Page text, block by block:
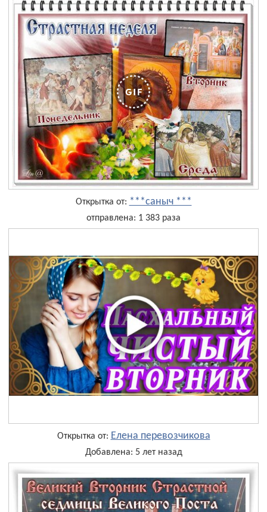
Открытка от: ***саныч ***
отправлена: 1 383 раза
Открытка от: Елена перевозчикова
Добавлена: 5 лет назад